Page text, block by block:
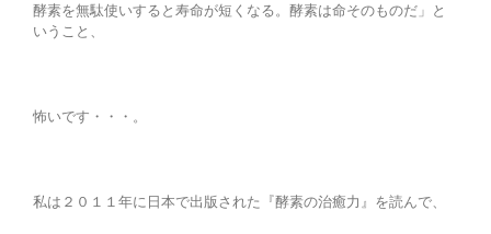
酵素を無駄使いすると寿命が短くなる。酵素は命そのものだ」と
いうこと、
怖いです・・・。
私は２０１１年に日本で出版された『酵素の治癒力』を読んで、